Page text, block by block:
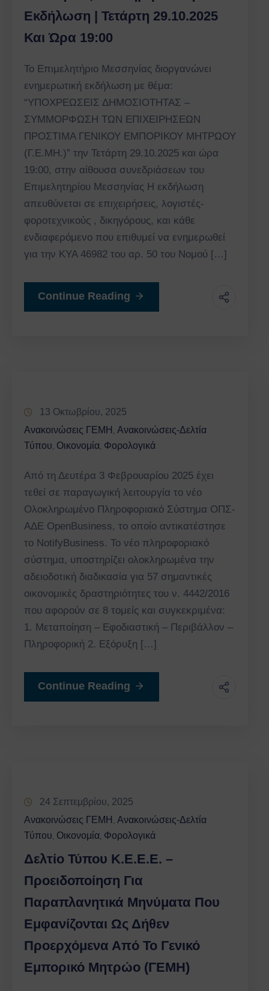
Εκδήλωση | Τετάρτη 29.10.2025
Και Ώρα 19:00
Το Επιμελητήριο Μεσσηνίας διοργανώνει
ενημερωτική εκδήλωση με θέμα:
“ΥΠΟΧΡΕΩΣΕΙΣ ΔΗΜΟΣΙΟΤΗΤΑΣ –
ΣΥΜΜΟΡΦΩΣΗ ΤΩΝ ΕΠΙΧΕΙΡΗΣΕΩΝ
ΠΡΟΣΤΙΜΑ ΓΕΝΙΚΟΥ ΕΜΠΟΡΙΚΟΥ ΜΗΤΡΩΟΥ
(Γ.Ε.ΜΗ.)” την Τετάρτη 29.10.2025 και ώρα
19:00, στην αίθουσα συνεδριάσεων του
Επιμελητηρίου Μεσσηνίας Η εκδήλωση
απευθύνεται σε επιχειρήσεις, λογιστές-
φοροτεχνικούς , δικηγόρους, και κάθε
ενδιαφερόμενο που επιθυμεί να ενημερωθεί
για την ΚΥΑ 46982 του αρ. 50 του Νομού […]
Continue Reading
13 Οκτωβρίου, 2025
Ανακοινώσεις ΓΕΜΗ ‚ Ανακοινώσεις-Δελτία
Τύπου‚ Οικονομία‚ Φορολογικά
Από τη Δευτέρα 3 Φεβρουαρίου 2025 έχει
τεθεί σε παραγωγική λειτουργία το νέο
Ολοκληρωμένο Πληροφοριακό Σύστημα ΟΠΣ-
ΑΔΕ OpenBusiness, το οποίο αντικατέστησε
το NotifyBusiness. Το νέο πληροφοριακό
σύστημα, υποστηρίζει ολοκληρωμένα την
αδειοδοτική διαδικασία για 57 σημαντικές
οικονομικές δραστηριότητες του ν. 4442/2016
που αφορούν σε 8 τομείς και συγκεκριμένα:
1. Μεταποίηση – Εφοδιαστική – Περιβάλλον –
Πληροφορική 2. Εξόρυξη […]
Continue Reading
24 Σεπτεμβρίου, 2025
Ανακοινώσεις ΓΕΜΗ ‚ Ανακοινώσεις-Δελτία
Τύπου‚ Οικονομία‚ Φορολογικά
Δελτίο Τύπου K.E.E.E. –
Προειδοποίηση Για
Παραπλανητικά Μηνύματα Που
Εμφανίζονται Ως Δήθεν
Προερχόμενα Από Το Γενικό
Εμπορικό Μητρώο (ΓΕΜΗ)